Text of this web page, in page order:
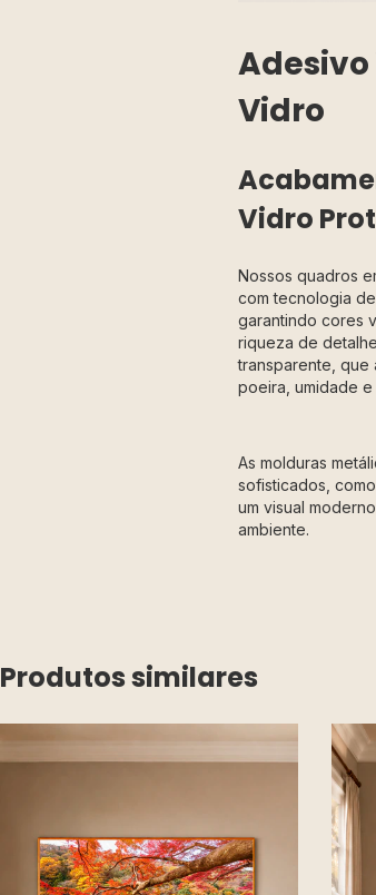
Vidro
Vidro
Nossos quadros
com tecnologia
garantindo cores
riqueza de
transparente, que
poeira, umidade
As molduras
sofisticados,
um visual
ambiente.
Produtos similares